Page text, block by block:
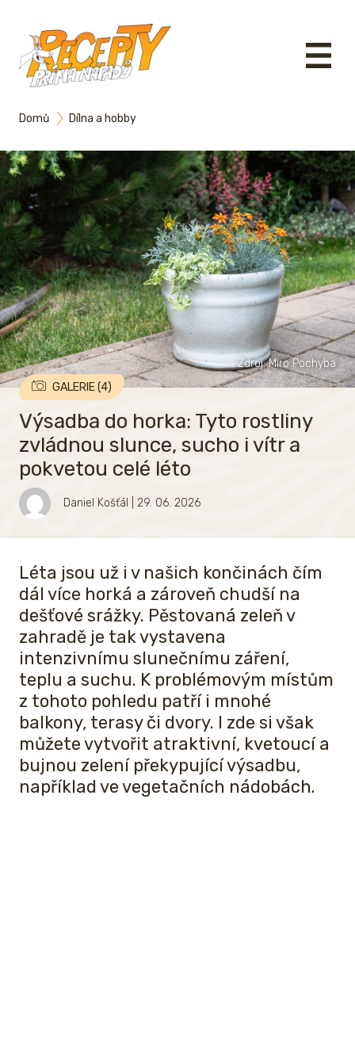
Domů Dílna a hobby
GALERIE (4)
Zdroj: Miro Pochyba
Výsadba do horka: Tyto rostliny
zvládnou slunce, sucho i vítr a
pokvetou celé léto
Daniel Košťál | 29. 06. 2026
Léta jsou už i v našich končinách čím
dál více horká a zároveň chudší na
dešťové srážky. Pěstovaná zeleň v
zahradě je tak vystavena
intenzivnímu slunečnímu záření,
teplu a suchu. K problémovým místům
z tohoto pohledu patří i mnohé
balkony, terasy či dvory. I zde si však
můžete vytvořit atraktivní, kvetoucí a
bujnou zelení překypující výsadbu,
například ve vegetačních nádobách.